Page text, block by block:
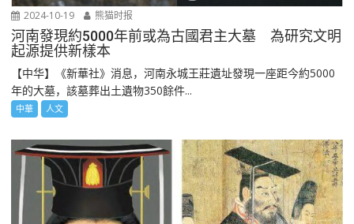
2024-10-19 熊猫时报
河南發現約5000年前或為古國君主大墓 為研究文明
起源提供新樣本
【中华】《新華社》消息，河南永城王莊遺址發現一座距今約5000
年的大墓，該墓葬出土遺物350餘件...
中華 人文